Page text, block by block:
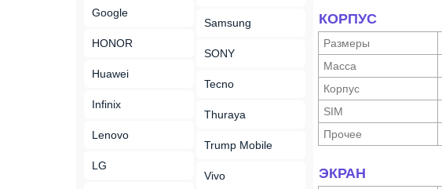
Google
HONOR
Huawei
Infinix
Lenovo
LG
Samsung
SONY
Tecno
Thuraya
Trump Mobile
Vivo
КОРПУС
Размеры
Масса
Корпус
SIM
Прочее
ЭКРАН